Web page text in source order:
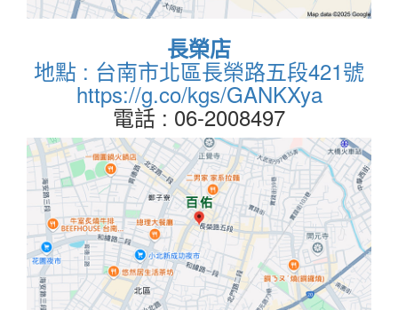
長榮店
地點 : 台南市北區長榮路五段421號
https://g.co/kgs/GANKXya
電話 : 06-2008497